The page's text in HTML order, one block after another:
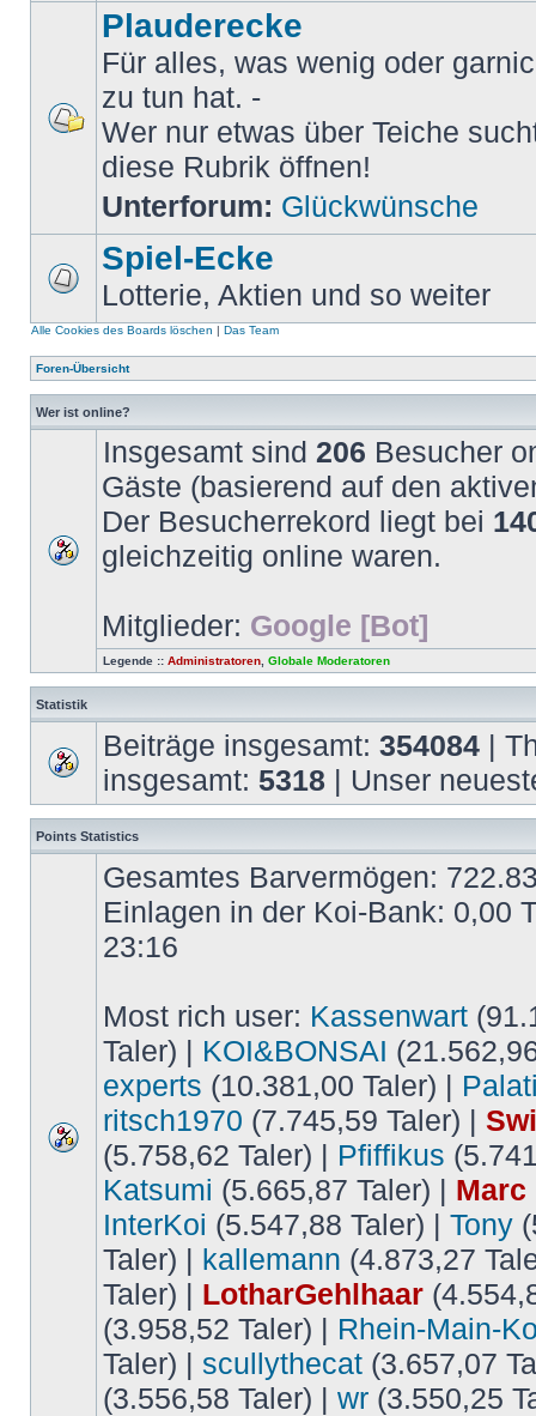
Plauderecke
Für alles, was wenig oder
zu tun hat. -
Wer nur etwas über Teiche
diese Rubrik öffnen!
Unterforum: Glückwünsche
Spiel-Ecke
Lotterie, Aktien und so weiter
Alle Cookies des Boards löschen | Das Team
Foren-Übersicht
Wer ist online?
Insgesamt sind 206 Besucher
Gäste (basierend auf den
Der Besucherrekord liegt bei
gleichzeitig online waren.
Mitglieder: Google [Bot]
Legende :: Administratoren Globale Moderatoren
Statistik
Beiträge insgesamt: 354084 |
insgesamt: 5318 | Unser
Points Statistics
Gesamtes Barvermögen:
Einlagen in der Koi-Bank: 0,00
23:16
Most rich user: Kassenwart
Taler) | KOI&BONSAI
experts (10.381,00 Taler) |
ritsch1970 (7.745,59 Taler) |
(5.758,62 Taler) | Pfiffikus
Katsumi (5.665,87 Taler) | Marc
InterKoi (5.547,88 Taler) | Tony
Taler) | kallemann (4.873,27
Taler) | LotharGehlhaar
(3.958,52 Taler) | Rhein-Main-
Taler) | scullythecat (3.657,07
(3.556,58 Taler) | wr (3.550,25